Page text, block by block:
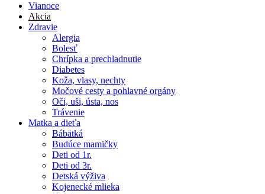
Vianoce
Akcia
Zdravie
Alergia
Bolesť
Chrípka a prechladnutie
Diabetes
Koža, vlasy, nechty
Močové cesty a pohlavné orgány
Oči, uši, ústa, nos
Trávenie
Matka a dieťa
Bábätká
Budúce mamičky
Deti od 1r.
Deti od 3r.
Detská výživa
Kojenecké mlieka